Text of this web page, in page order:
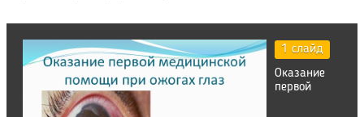
1 слайд
Оказание
первой